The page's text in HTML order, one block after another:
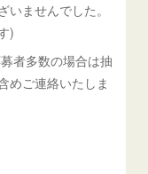
ませんでした。
)
者多数の場合は抽
めご連絡いたしま